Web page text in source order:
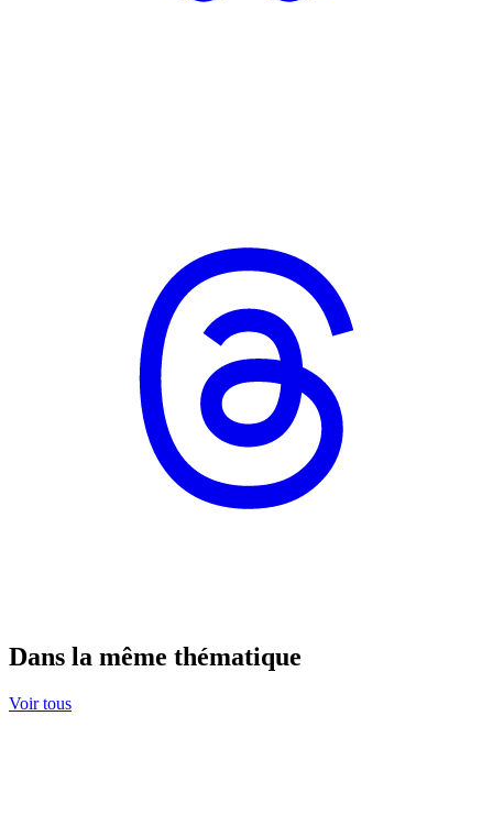
Dans la même thématique
Voir tous